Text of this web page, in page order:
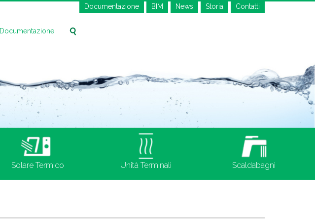
Contatti
Storia
News
BIM
Documentazione
Documentazione
Solare Termico Unità Terminali Scaldabagni